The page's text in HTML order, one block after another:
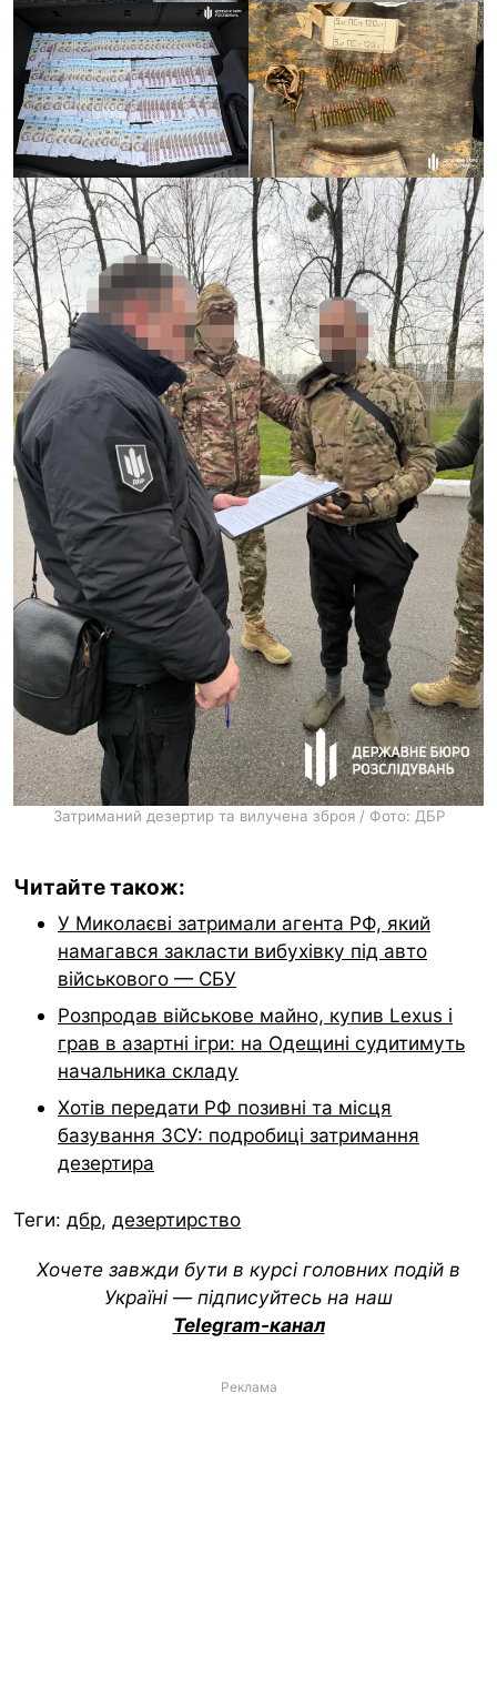
Затриманий дезертир та вилучена зброя / Фото: ДБР
Читайте також:
У Миколаєві затримали агента РФ, який
намагався закласти вибухівку під авто
військового — СБУ
Розпродав військове майно, купив Lexus і
грав в азартні ігри: на Одещині судитимуть
начальника складу
Хотів передати РФ позивні та місця
базування ЗСУ: подробиці затримання
дезертира
Теги: дбр, дезертирство
Хочете завжди бути в курсі головних подій в
Україні — підписуйтесь на наш
Telegram-канал
Реклама